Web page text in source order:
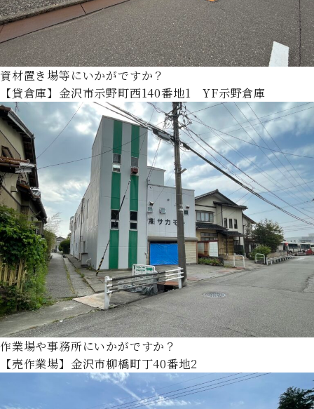
資材置き場等にいかがですか？
【貸倉庫】金沢市示野町西140番地1 YF示野倉庫
作業場や事務所にいかがですか？
【売作業場】金沢市柳橋町丁40番地2